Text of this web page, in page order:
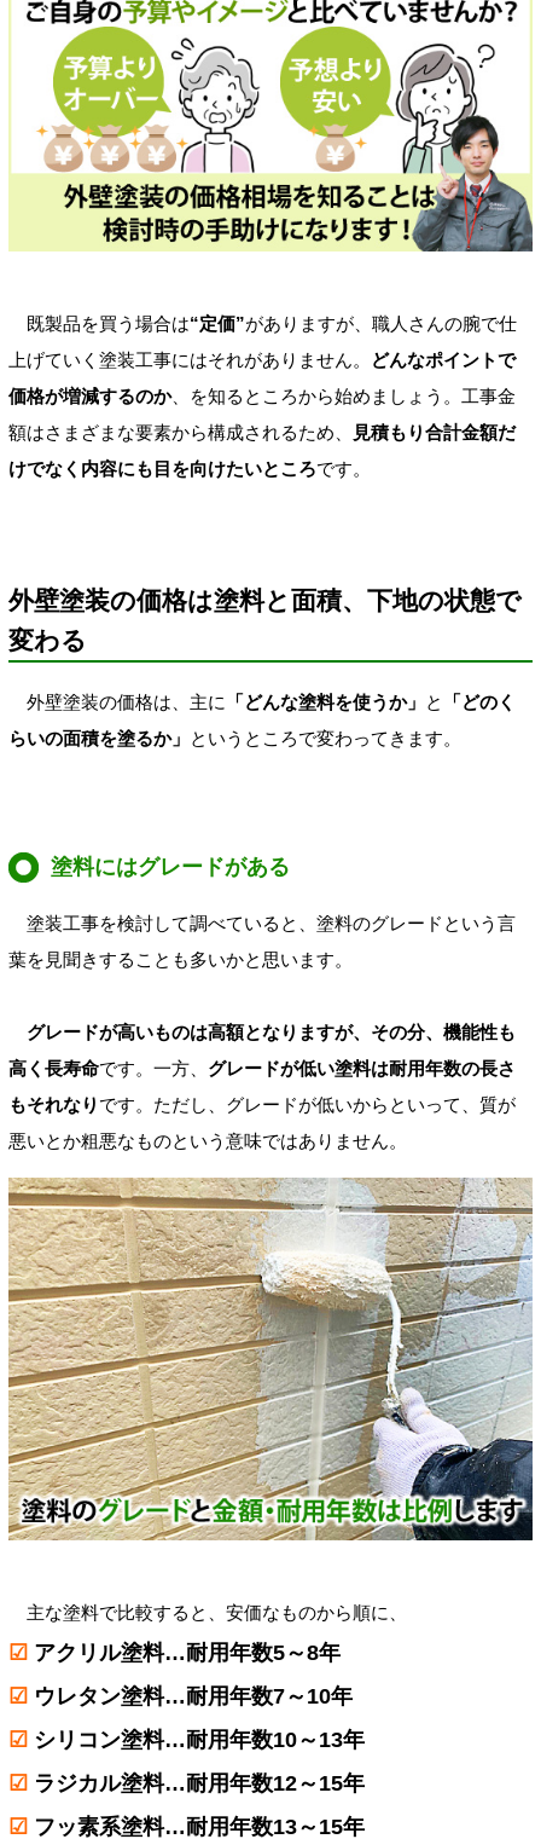
既製品を買う場合は“定価”がありますが、職人さんの腕で仕
上げていく塗装工事にはそれがありません。
どんなポイントで
価格が増減するのか、を知るところから始めましょう。工事金
額はさまざまな要素から構成されるため、
見積もり合計金額だ
けでなく内容にも目を向けたいところです。
外壁塗装の価格は塗料と面積、下地の状態で
変わる
外壁塗装の価格は、主に 「どんな塗料を使うか」 と
「どのく
らいの面積を塗るか」 というところで変わってきます。
塗料にはグレードがある
塗装工事を検討して調べていると、塗料のグレードという言
葉を見聞きすることも多いかと思います。
グレードが高いものは高額となりますが、その分、機能性も
高く長寿命です。一方、 グレードが低い塗料は耐用年数の長さ
もそれなり です。ただし、グレードが低いからといって、質が
悪いとか粗悪なものという意味ではありません。
主な塗料で比較すると、安価なものから順に、
☑ アクリル塗料…耐用年数5～8年
☑ ウレタン塗料…耐用年数7～10年
☑ シリコン塗料…耐用年数10～13年
☑ ラジカル塗料…耐用年数12～15年
☑ フッ素系塗料…耐用年数13～15年